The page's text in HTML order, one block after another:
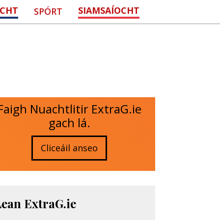
SPÓRT SIAMSAÍOCHT
Nuachtlitir ExtraG.ie
gach lá.
Cliceáil anseo
ExtraG.ie